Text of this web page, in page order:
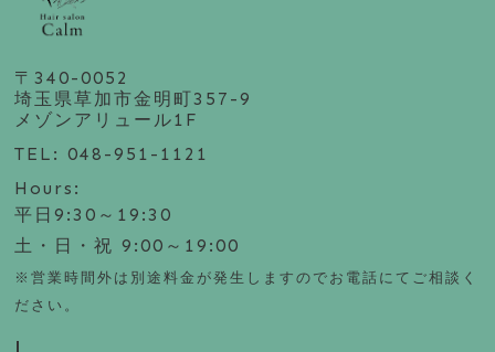
〒340-0052
埼玉県草加市金明町357-9
メゾンアリュール1F
TEL: 048-951-1121
Hours:
平日9:30～19:30
土・日・祝 9:00～19:00
※営業時間外は別途料金が発生しますのでお電話にてご相談く
ださい。